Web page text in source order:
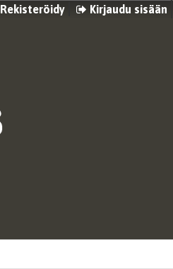
Rekisteröidy Kirjaudu sisään